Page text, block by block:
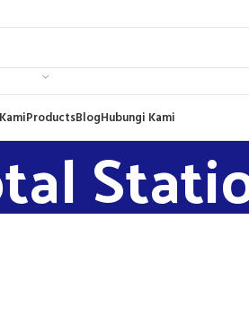
ProductsBlogHubungi Kami